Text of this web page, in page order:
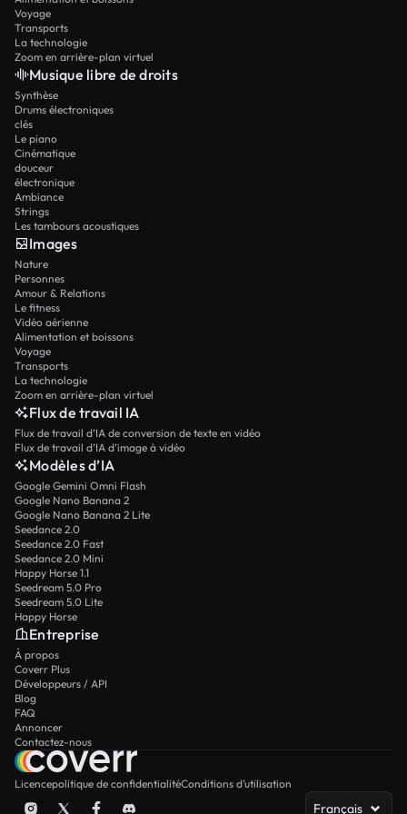
Voyage
Transports
La technologie
Zoom en arrière-plan virtuel
Musique libre de droits
Synthèse
Drums électroniques
clés
Le piano
Cinématique
douceur
électronique
Ambiance
Strings
Les tambours acoustiques
Images
Nature
Personnes
Amour & Relations
Le fitness
Vidéo aérienne
Alimentation et boissons
Voyage
Transports
La technologie
Zoom en arrière-plan virtuel
Flux de travail IA
Flux de travail d’IA de conversion de texte en vidéo
Flux de travail d’IA d’image à vidéo
Modèles d’IA
Google Gemini Omni Flash
Google Nano Banana 2
Google Nano Banana 2 Lite
Seedance 2.0
Seedance 2.0 Fast
Seedance 2.0 Mini
Happy Horse 1.1
Seedream 5.0 Pro
Seedream 5.0 Lite
Happy Horse
Entreprise
À propos
Coverr Plus
Développeurs / API
Blog
FAQ
Annoncer
Contactez-nous
Licencepolitique de confidentialitéConditions d’utilisation
Français